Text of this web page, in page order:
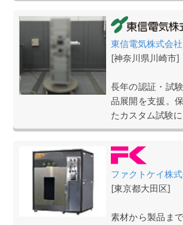
東信電気株式会社
[神奈川県川崎市]
長年の認証・試
品展開を支援。
たカスタム試験に
ファクトケイ株
[東京都大田区]
素材から製品ま